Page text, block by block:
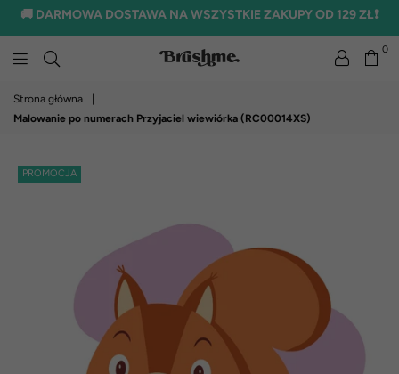
🚚 DARMOWA DOSTAWA NA WSZYSTKIE ZAKUPY OD 129 ZŁ❗
0
Strona główna
Malowanie po numerach Przyjaciel wiewiórka (RC00014XS)
PROMOCJA